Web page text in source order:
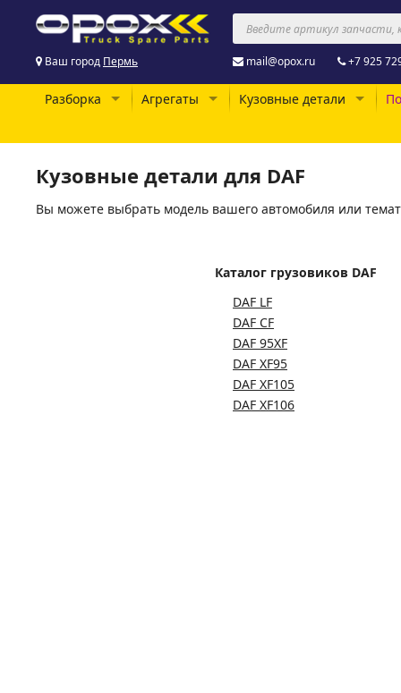
Ваш город Пермь mail@opox.ru +7 925
Разборка Агрегаты Кузовные детали
Кузовные детали для DAF
Вы можете выбрать модель вашего автомобиля или
Каталог грузовиков DAF
DAF LF
DAF CF
DAF 95XF
DAF XF95
DAF XF105
DAF XF106